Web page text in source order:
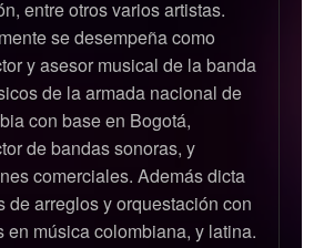
entre otros varios artistas.
se desempeña como
y asesor musical de la banda
de la armada nacional de
con base en Bogotá,
de bandas sonoras, y
comerciales. Además dicta
de arreglos y orquestación con
en música colombiana, y latina.